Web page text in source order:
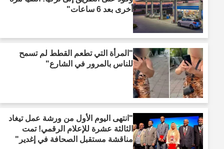
أخرى بعد 6 ساعات"
"المرأة التي تطعم القطط لم تسمح
للناس بالمرور في الشارع"
"انتهى اليوم الأول من ورشة عمل تيغاد
الثالثة عشرة للإعلام الرقمي! تمت
مناقشة مستقبل الصحافة في إغدير"